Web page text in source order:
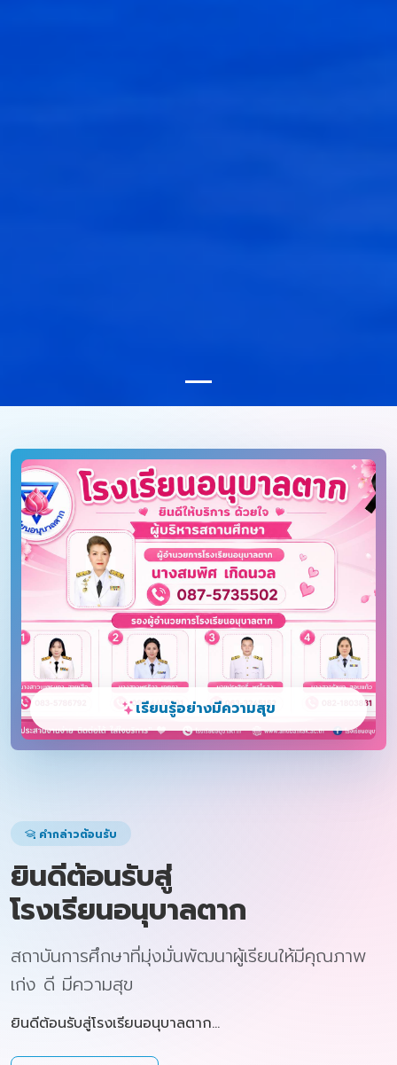
เรียนรู้อย่างมีความสุข
คำกล่าวต้อนรับ
ยินดีต้อนรับสู่
โรงเรียนอนุบาลตาก
สถาบันการศึกษาที่มุ่งมั่นพัฒนาผู้เรียนให้มีคุณภาพ
เก่ง ดี มีความสุข
ยินดีต้อนรับสู่โรงเรียนอนุบาลตาก...